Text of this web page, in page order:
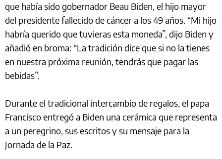
que había sido gobernador Beau Biden, el hijo mayor
del presidente fallecido de cáncer a los 49 años. “Mi hijo
habría querido que tuvieras esta moneda”, dijo Biden y
añadió en broma: “La tradición dice que si no la tienes
en nuestra próxima reunión, tendrás que pagar las
bebidas”.
Durante el tradicional intercambio de regalos, el papa
Francisco entregó a Biden una cerámica que representa
a un peregrino, sus escritos y su mensaje para la
Jornada de la Paz.